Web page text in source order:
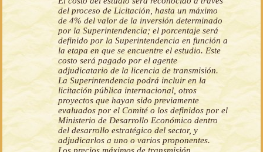
del proceso de Licitación, hasta un máximo
de 4% del valor de la inversión determinado
por la Superintendencia; el porcentaje será
definido por la Superintendencia en función a
la etapa en que se encuentre el estudio. Este
costo será pagado por el agente
adjudicatario de la licencia de transmisión.
La Superintendencia podrá incluir en la
licitación pública internacional, otros
proyectos que hayan sido previamente
evaluados por el Comité o los definidos por el
Ministerio de Desarrollo Económico dentro
del desarrollo estratégico del sector, y
adjudicarlos a uno o varios proponentes.